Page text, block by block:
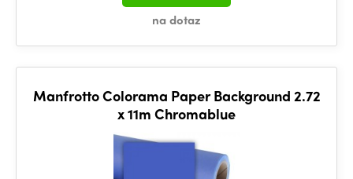
na dotaz
Manfrotto Colorama Paper Background 2.72
x 11m Chromablue